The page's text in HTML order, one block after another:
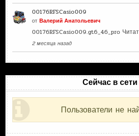
00176RFSCasio009
отВалерий Анатольевич
00176RFSCasio009.gt6_46_pro
2 месяца назад
Сейчас в сети
Пользователи не